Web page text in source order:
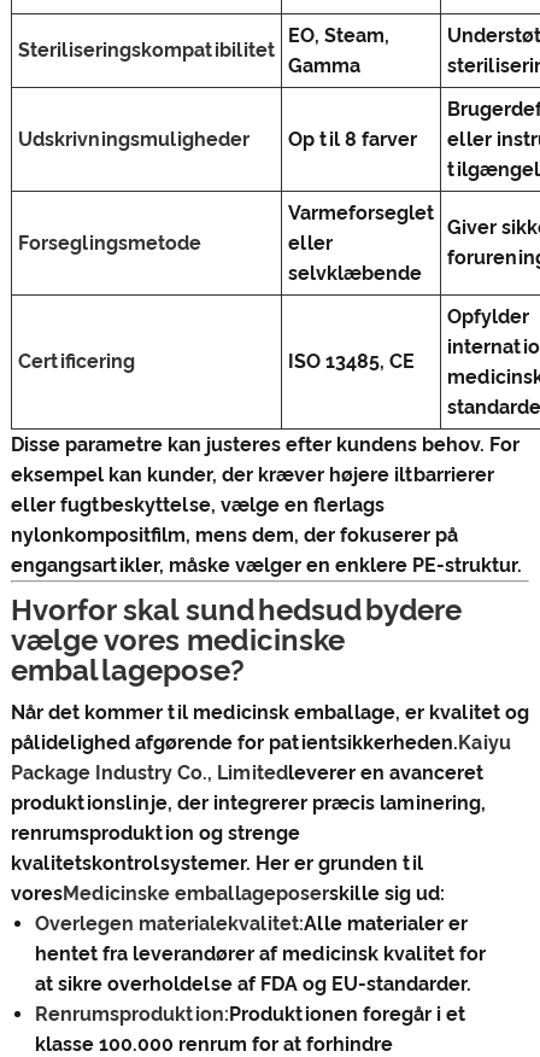
Steriliseringskompatibilitet
EO, Steam,
Gamma
Udskrivningsmuligheder Op til 8 farver
eller
Forseglingsmetode
Varmeforseglet
eller
selvklæbende
Giver
Certificering ISO 13485, CE
Opfylder
Disse parametre kan justeres efter kundens behov. For
eksempel kan kunder, der kræver højere iltbarrierer
eller fugtbeskyttelse, vælge en flerlags
nylonkompositfilm, mens dem, der fokuserer på
engangsartikler, måske vælger en enklere PE-struktur.
Hvorfor skal sundhedsudbydere
vælge vores medicinske
emballagepose?
Når det kommer til medicinsk emballage, er kvalitet og
pålidelighed afgørende for patientsikkerheden.Kaiyu
Package Industry Co., Limitedleverer en avanceret
produktionslinje, der integrerer præcis laminering,
renrumsproduktion og strenge
kvalitetskontrolsystemer. Her er grunden til
voresMedicinske emballageposerskille sig ud:
Overlegen materialekvalitet:Alle materialer er
hentet fra leverandører af medicinsk kvalitet for
at sikre overholdelse af FDA og EU-standarder.
Renrumsproduktion:Produktionen foregår i et
klasse 100.000 renrum for at forhindre